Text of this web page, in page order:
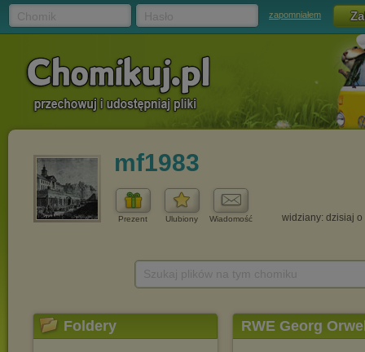
zapomniałem
mf1983
Prezent Ulubiony Wiadomość widziany: dzisiaj o
Foldery RWE Georg